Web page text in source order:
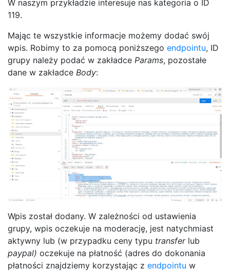
W naszym przykładzie interesuje nas kategoria o ID
119.
Mając te wszystkie informacje możemy dodać swój
wpis. Robimy to za pomocą poniższego endpointu, ID
grupy należy podać w zakładce Params, pozostałe
dane w zakładce Body:
Wpis został dodany. W zależności od ustawienia
grupy, wpis oczekuje na moderację, jest natychmiast
aktywny lub (w przypadku ceny typu transfer lub
paypal) oczekuje na płatność (adres do dokonania
płatności znajdziemy korzystając z endpointu w